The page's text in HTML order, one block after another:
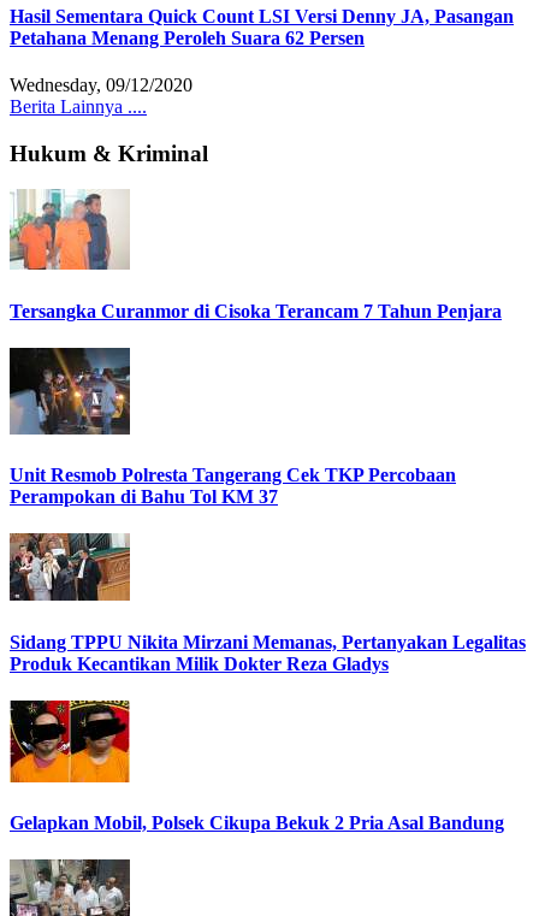
Hasil Sementara Quick Count LSI Versi Denny JA, Pasangan
Petahana Menang Peroleh Suara 62 Persen
Wednesday, 09/12/2020
Berita Lainnya ....
Hukum & Kriminal
Tersangka Curanmor di Cisoka Terancam 7 Tahun Penjara
Unit Resmob Polresta Tangerang Cek TKP Percobaan
Perampokan di Bahu Tol KM 37
Sidang TPPU Nikita Mirzani Memanas, Pertanyakan Legalitas
Produk Kecantikan Milik Dokter Reza Gladys
Gelapkan Mobil, Polsek Cikupa Bekuk 2 Pria Asal Bandung